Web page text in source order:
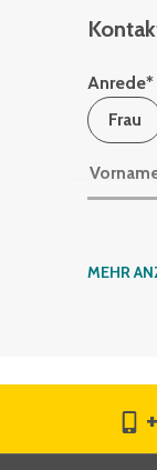
Anrede*
Frau
MEHR